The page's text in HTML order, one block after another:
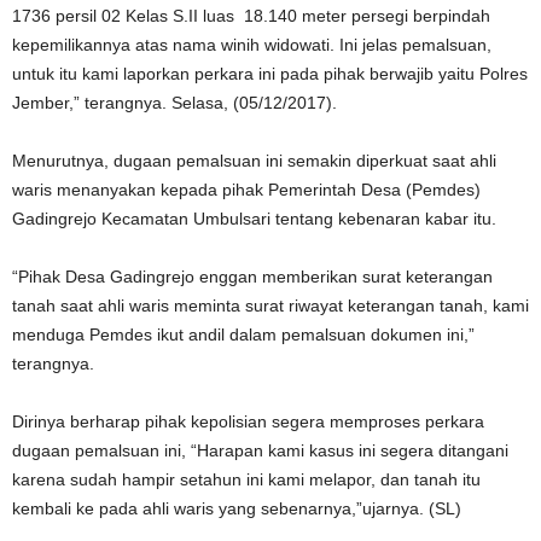
1736 persil 02 Kelas S.II luas 18.140 meter persegi berpindah
kepemilikannya atas nama winih widowati. Ini jelas pemalsuan,
untuk itu kami laporkan perkara ini pada pihak berwajib yaitu Polres
Jember,” terangnya. Selasa, (05/12/2017).
Menurutnya, dugaan pemalsuan ini semakin diperkuat saat ahli
waris menanyakan kepada pihak Pemerintah Desa (Pemdes)
Gadingrejo Kecamatan Umbulsari tentang kebenaran kabar itu.
“Pihak Desa Gadingrejo enggan memberikan surat keterangan
tanah saat ahli waris meminta surat riwayat keterangan tanah, kami
menduga Pemdes ikut andil dalam pemalsuan dokumen ini,”
terangnya.
Dirinya berharap pihak kepolisian segera memproses perkara
dugaan pemalsuan ini, “Harapan kami kasus ini segera ditangani
karena sudah hampir setahun ini kami melapor, dan tanah itu
kembali ke pada ahli waris yang sebenarnya,”ujarnya. (SL)